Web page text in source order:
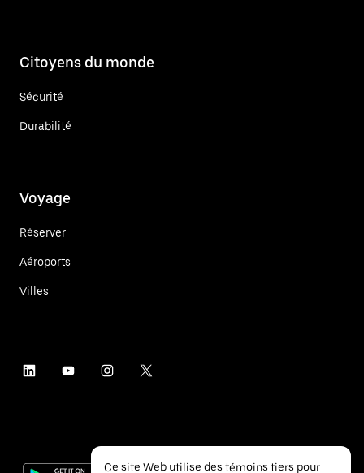
Citoyens du monde
Sécurité
Durabilité
Voyage
Réserver
Aéroports
Villes
Ce site Web utilise des témoins tiers pour